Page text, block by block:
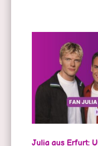
Julia aus Erfurt: